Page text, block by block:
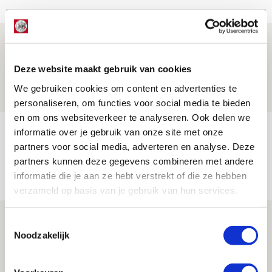
Deze website maakt gebruik van cookies
We gebruiken cookies om content en advertenties te
personaliseren, om functies voor social media te bieden
en om ons websiteverkeer te analyseren. Ook delen we
informatie over je gebruik van onze site met onze
partners voor social media, adverteren en analyse. Deze
partners kunnen deze gegevens combineren met andere
informatie die je aan ze hebt verstrekt of die ze hebben
verzameld op basis van je gebruik van hun services.
Noodzakelijk
Is dit de laatste wallpaper van Godts in
NIEUWS
Trotse Klaassen: ‘Vierhonderd duels
voor mijn club is heel speciaal’
06 AUGUSTUS 2026 - 23:43
reist met vertrouwen naar Dublin